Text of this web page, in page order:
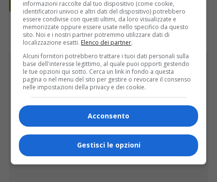
PUBBLICITÀ
informazioni raccolte dal tuo dispositivo (come cookie,
identificatori univoci e altri dati del dispositivo) potrebbero
essere condivise con questi ultimi, da loro visualizzate e
memorizzate oppure essere usate nello specifico da questo
sito. Noi e i nostri partner potremmo utilizzare dati di
localizzazione esatti. Elenco dei partner.
Alcuni fornitori potrebbero trattare i tuoi dati personali sulla
base dell'interesse legittimo, al quale puoi opporti gestendo
le tue opzioni qui sotto. Cerca un link in fondo a questa
pagina o nel menu del sito per gestire o revocare il consenso
nelle impostazioni della privacy e dei cookie.
Acconsento
Gestisci le opzioni